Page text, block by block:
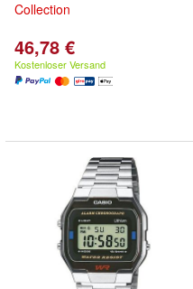
Collection
46,78 €
Kostenloser Versand